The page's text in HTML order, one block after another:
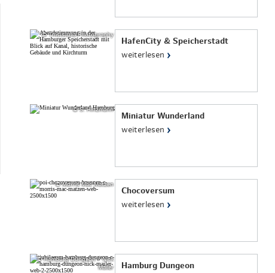
© ThisIsJulia Photography
HafenCity & Speicherstadt
weiterlesen ›
© S. Hinzmann
Miniatur Wunderland
weiterlesen ›
© Morris Mac Matzen
Chocoversum
weiterlesen ›
© Hamburg Dungeon / Nick
Mailer
Hamburg Dungeon